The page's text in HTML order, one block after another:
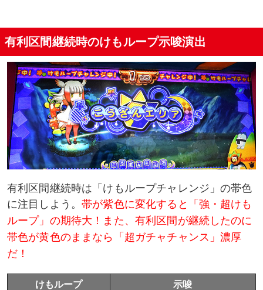
有利区間継続時のけもループ示唆演出
有利区間継続時は「けもループチャレンジ」の帯色
に注目しよう。帯が紫色に変化すると「強・超けも
ループ」の期待大！また、有利区間が継続したのに
帯色が黄色のままなら「超ガチャチャンス」濃厚
だ！
けもループ 示唆